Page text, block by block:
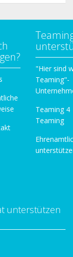
"Hier sind
Teaming"-
Teaming 4
Teaming
unterstützen